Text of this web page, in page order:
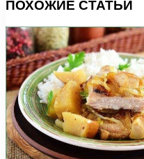
ПОХОЖИЕ СТАТЬИ